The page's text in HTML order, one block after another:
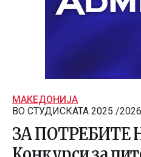
МАКЕДОНИЈА
ВО СТУДИСКАТА 2025 /
ЗА ПОТРЕБИТЕ